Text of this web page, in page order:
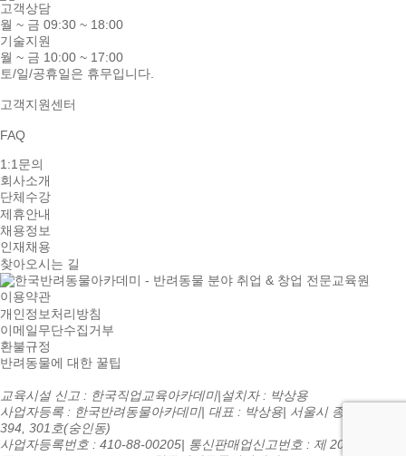
고객상담
월 ~ 금 09:30 ~ 18:00
기술지원
월 ~ 금 10:00 ~ 17:00
토/일/공휴일은 휴무입니다.
고객지원센터
FAQ
1:1문의
회사소개
단체수강
제휴안내
채용정보
인재채용
찾아오시는 길
이용약관
개인정보처리방침
이메일무단수집거부
환불규정
반려동물에 대한 꿀팁
교육시설 신고 : 한국직업교육아카데미|설치자 : 박상용
사업자등록 : 한국반려동물아카데미| 대표 : 박상용| 서울시 종로구 종로
394, 301호(숭인동)
사업자등록번호 : 410-88-00205| 통신판매업신고번호 : 제 2016-서울